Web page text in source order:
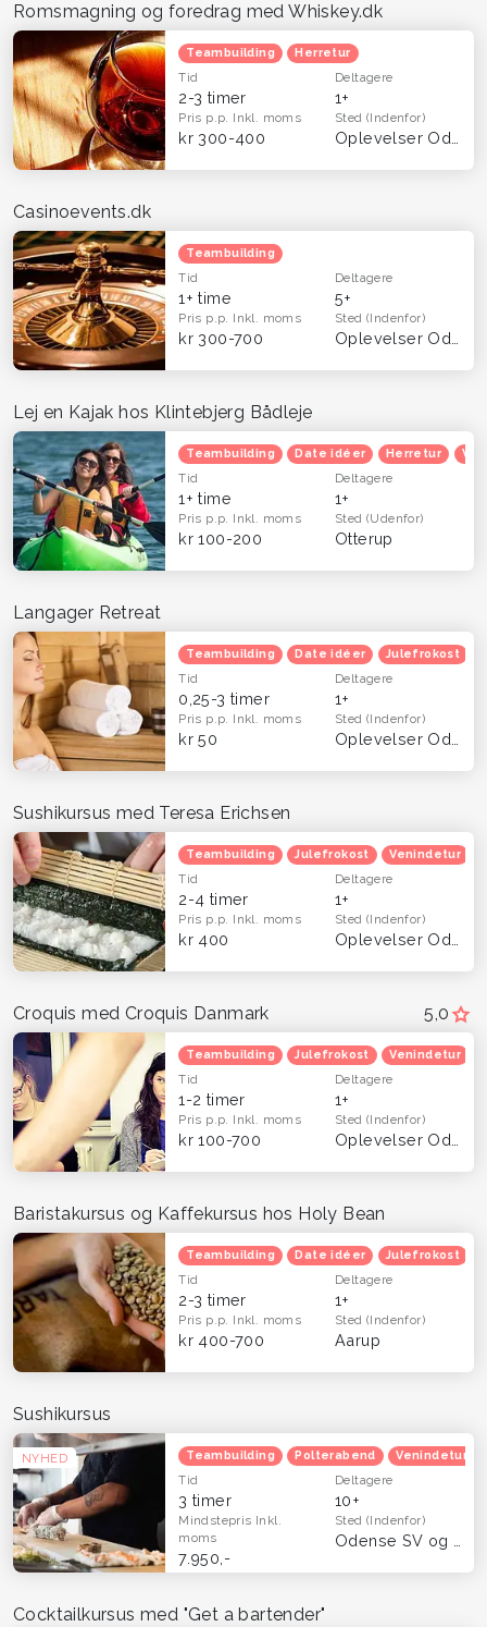
Romsmagning og foredrag med Whiskey.dk
Teambuilding Herretur
Tid
2-3 timer
Deltagere
1+
Pris p.p. Inkl. moms
kr 300-400
Sted(Indenfor)
Casinoevents.dk
Teambuilding
Tid
1+ time
Deltagere
5+
Pris p.p. Inkl. moms
kr 300-700
Sted(Indenfor)
Lej en Kajak hos Klintebjerg Bådleje
Teambuilding Date idéer Herretur
Tid
1+ time
Deltagere
1+
Pris p.p. Inkl. moms
kr 100-200
Sted(Udenfor)
Otterup
Langager Retreat
Teambuilding Date idéer Julefrokost
Tid
0,25-3 timer
Deltagere
1+
Pris p.p. Inkl. moms
kr 50
Sted(Indenfor)
Sushikursus med Teresa Erichsen
Teambuilding Julefrokost Venindetur
Tid
2-4 timer
Deltagere
1+
Pris p.p. Inkl. moms
kr 400
Sted(Indenfor)
5,0
Croquis med Croquis Danmark
Teambuilding Julefrokost Venindetur
Tid
1-2 timer
Deltagere
1+
Pris p.p. Inkl. moms
kr 100-700
Sted(Indenfor)
Baristakursus og Kaffekursus hos Holy Bean
Teambuilding Date idéer Julefrokost
Tid
2-3 timer
Deltagere
1+
Pris p.p. Inkl. moms
kr 400-700
Sted(Indenfor)
Aarup
NYHED
Sushikursus
Teambuilding Polterabend Venindetur
Tid
3 timer
Deltagere
10+
Mindstepris Inkl.
moms
7.950,-
Sted(Indenfor)
Cocktailkursus med "Get a bartender"